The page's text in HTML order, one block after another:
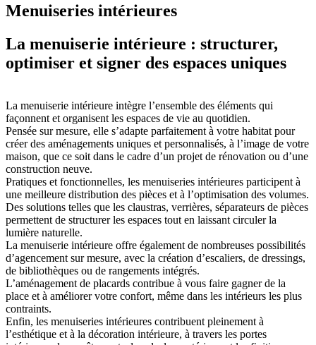
Menuiseries intérieures
La menuiserie intérieure : structurer,
optimiser et signer des espaces uniques
La menuiserie intérieure intègre l’ensemble des éléments qui
façonnent et organisent les espaces de vie au quotidien.
Pensée sur mesure, elle s’adapte parfaitement à votre habitat pour
créer des aménagements uniques et personnalisés, à l’image de votre
maison, que ce soit dans le cadre d’un projet de rénovation ou d’une
construction neuve.
Pratiques et fonctionnelles, les menuiseries intérieures participent à
une meilleure distribution des pièces et à l’optimisation des volumes.
Des solutions telles que les claustras, verrières, séparateurs de pièces
permettent de structurer les espaces tout en laissant circuler la
lumière naturelle.
La menuiserie intérieure offre également de nombreuses possibilités
d’agencement sur mesure, avec la création d’escaliers, de dressings,
de bibliothèques ou de rangements intégrés.
L’aménagement de placards contribue à vous faire gagner de la
place et à améliorer votre confort, même dans les intérieurs les plus
contraints.
Enfin, les menuiseries intérieures contribuent pleinement à
l’esthétique et à la décoration intérieure, à travers les portes